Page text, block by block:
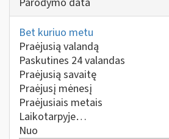
Bet kuriuo metu
Praėjusią valandą
Paskutines 24 valandas
Praėjusią savaitę
Praėjusį mėnesį
Praėjusiais metais
Laikotarpyje…
Nuo